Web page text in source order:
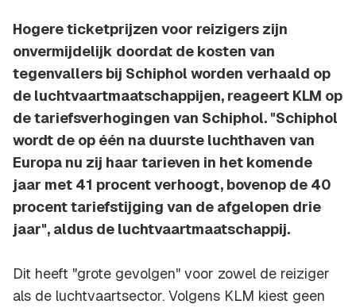
Hogere ticketprijzen voor reizigers zijn
onvermijdelijk doordat de kosten van
tegenvallers bij Schiphol worden verhaald op
de luchtvaartmaatschappijen, reageert KLM op
de tariefsverhogingen van Schiphol. "Schiphol
wordt de op één na duurste luchthaven van
Europa nu zij haar tarieven in het komende
jaar met 41 procent verhoogt, bovenop de 40
procent tariefstijging van de afgelopen drie
jaar", aldus de luchtvaartmaatschappij.
Dit heeft "grote gevolgen" voor zowel de reiziger
als de luchtvaartsector. Volgens KLM kiest geen